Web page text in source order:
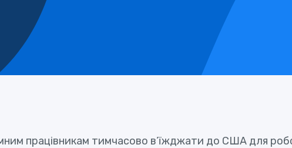
працівникам тимчасово в’їжджати до США для